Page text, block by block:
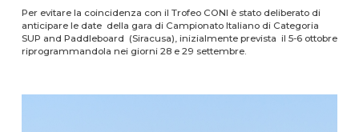
Per evitare la coincidenza con il Trofeo CONI è stato deliberato di
anticipare le date della gara di Campionato Italiano di Categoria
SUP and Paddleboard (Siracusa), inizialmente prevista il 5-6 ottobre
riprogrammandola nei giorni 28 e 29 settembre.